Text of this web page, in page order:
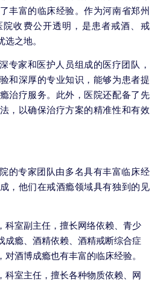
丰富的临床经验。作为河南省郑州
收费公开透明，是患者戒酒、戒
之地。
专家和医护人员组成的医疗团队，
和深厚的专业知识，能够为患者提
治疗服务。此外，医院还配备了先
，以确保治疗方案的精准性和有效
的专家团队由多名具有丰富临床经
，他们在戒酒瘾领域具有独到的见
科室副主任，擅长网络依赖、青少
成瘾、酒精依赖、酒精戒断综合症
对酒博成瘾也有丰富的临床经验。
科室主任，擅长各种物质依赖、网